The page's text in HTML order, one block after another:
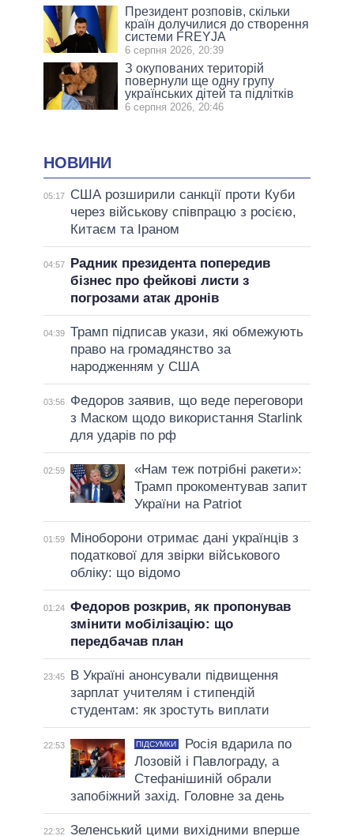
Президент розповів, скільки
країн долучилися до створення
системи FREYJA
6 серпня 2026, 20:39
З окупованих територій
повернули ще одну групу
українських дітей та підлітків
6 серпня 2026, 20:46
НОВИНИ
05:17
США розширили санкції проти Куби
через військову співпрацю з росією,
Китаєм та Іраном
04:57
Радник президента попередив
бізнес про фейкові листи з
погрозами атак дронів
04:39 Трамп підписав укази, які обмежують
право на громадянство за
народженням у США
03:56
Федоров заявив, що веде переговори
з Маском щодо використання Starlink
для ударів по рф
02:59
«Нам теж потрібні ракети»:
Трамп прокоментував запит
України на Patriot
01:59
Міноборони отримає дані українців з
податкової для звірки військового
обліку: що відомо
01:24 Федоров розкрив, як пропонував
змінити мобілізацію: що
передбачав план
23:45
В Україні анонсували підвищення
зарплат учителям і стипендій
студентам: як зростуть виплати
22:53 ПІДСУМКИ
Росія вдарила по
Лозовій і Павлограду, а
Стефанішиній обрали
запобіжний захід. Головне за день
22:32 Зеленський цими вихідними вперше